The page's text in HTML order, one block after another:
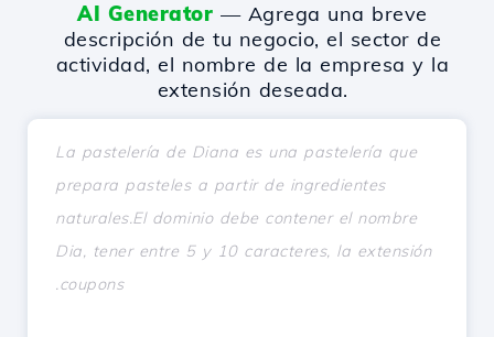
AI Generator — Agrega una breve
descripción de tu negocio, el sector de
actividad, el nombre de la empresa y la
extensión deseada.